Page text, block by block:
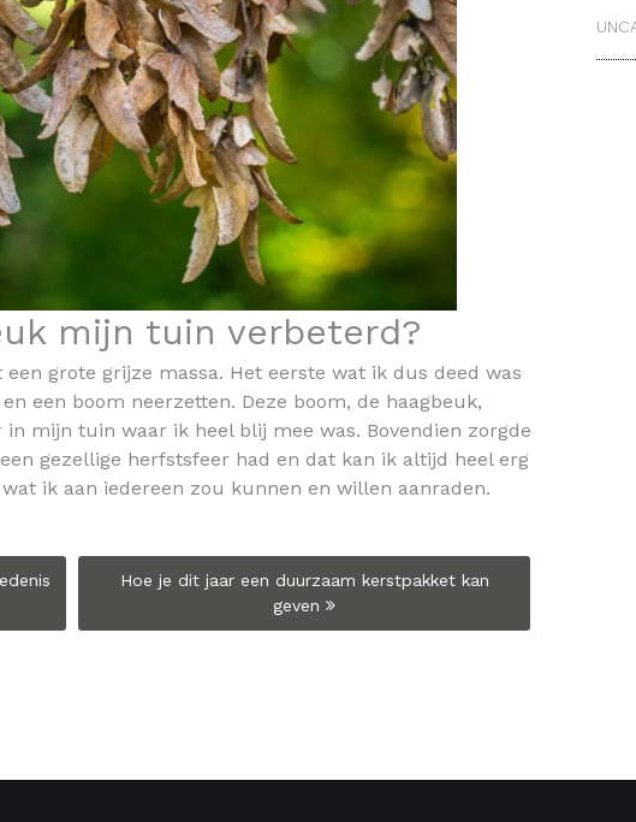
mijn tuin verbeterd?
grote grijze massa. Het eerste wat ik dus deed was
een boom neerzetten. Deze boom, de haagbeuk,
mijn tuin waar ik heel blij mee was. Bovendien zorgde
gezellige herfstsfeer had en dat kan ik altijd heel erg
ik aan iedereen zou kunnen en willen aanraden.
Hoe je dit jaar een duurzaam kerstpakket kan
geven